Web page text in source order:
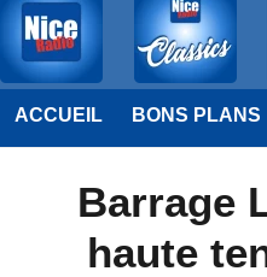
ACCUEIL BONS PLANS
Barrage
haute